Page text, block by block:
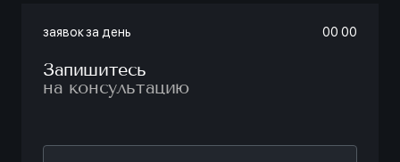
заявок за день 00 :00
Запишитесь
на консультацию